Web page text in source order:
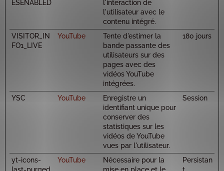
ESENABLED
l'interaction de
l'utilisateur avec le
contenu intégré.
VISITOR_IN
FO1_LIVE
YouTube
Tente d'estimer la
bande passante des
utilisateurs sur des
pages avec des
vidéos YouTube
intégrées.
180 jours
YSC YouTube
Enregistre un
identifiant unique pour
conserver des
statistiques sur les
vidéos de YouTube
vues par l'utilisateur.
Session
yt-icons-
YouTube
Nécessaire pour la
Persistan